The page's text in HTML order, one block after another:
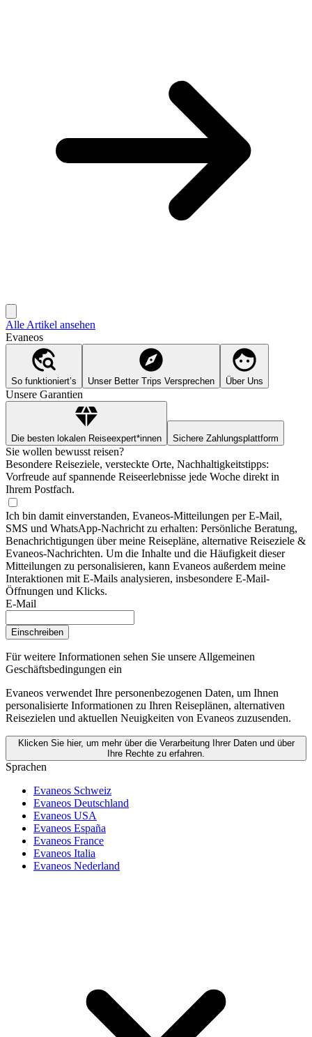
Alle Artikel ansehen
Evaneos
So funktioniert’s Unser Better Trips Versprechen Über Uns
Unsere Garantien
Die besten lokalen Reiseexpert*innen Sichere Zahlungsplattform
Sie wollen bewusst reisen?
Besondere Reiseziele, versteckte Orte, Nachhaltigkeitstipps:
Vorfreude auf spannende Reiseerlebnisse jede Woche direkt in
Ihrem Postfach.
Ich bin damit einverstanden, Evaneos-Mitteilungen per E-Mail,
SMS und WhatsApp-Nachricht zu erhalten: Persönliche Beratung,
Benachrichtigungen über meine Reisepläne, alternative Reiseziele &
Evaneos-Nachrichten. Um die Inhalte und die Häufigkeit dieser
Mitteilungen zu personalisieren, kann Evaneos außerdem meine
Interaktionen mit E-Mails analysieren, insbesondere E-Mail-
Öffnungen und Klicks.
E-Mail
Einschreiben
Für weitere Informationen sehen Sie unsere Allgemeinen
Geschäftsbedingungen ein
Evaneos verwendet Ihre personenbezogenen Daten, um Ihnen
personalisierte Informationen zu Ihren Reiseplänen, alternativen
Reisezielen und aktuellen Neuigkeiten von Evaneos zuzusenden.
Klicken Sie hier, um mehr über die Verarbeitung Ihrer Daten und über
Ihre Rechte zu erfahren.
Sprachen
Evaneos Schweiz
Evaneos Deutschland
Evaneos USA
Evaneos España
Evaneos France
Evaneos Italia
Evaneos Nederland